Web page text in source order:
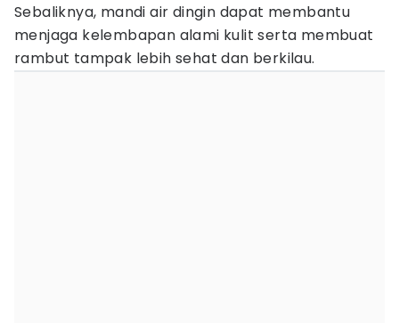
Sebaliknya, mandi air dingin dapat membantu
menjaga kelembapan alami kulit serta membuat
rambut tampak lebih sehat dan berkilau.